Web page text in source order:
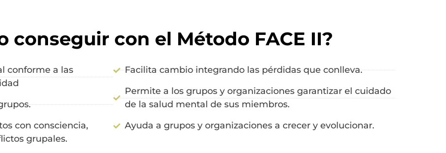
conseguir con el Método FACE II?
conforme a las
con consciencia,
grupales.
Facilita cambio integrando las pérdidas que conlleva.
Permite a los grupos y organizaciones garantizar el cuidado
de la salud mental de sus miembros.
Ayuda a grupos y organizaciones a crecer y evolucionar.